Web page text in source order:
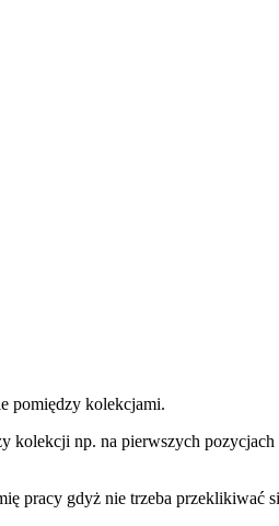
pomiędzy kolekcjami.
kolekcji np. na pierwszych
pracy gdyż nie trzeba przeklikiwać